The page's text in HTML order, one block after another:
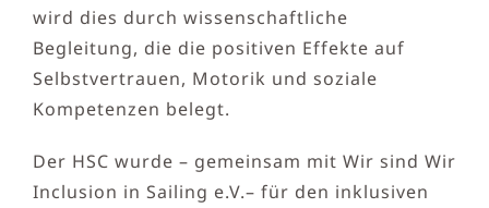
wird dies durch wissenschaftliche
Begleitung, die die positiven Effekte auf
Selbstvertrauen, Motorik und soziale
Kompetenzen belegt.
Der HSC wurde – gemeinsam mit Wir sind Wir
Inclusion in Sailing e.V.– für den inklusiven